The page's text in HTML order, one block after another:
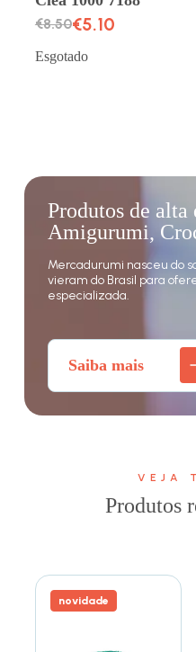
€8.50€5.10
Esgotado
Produtos de alta
Amigurumi,
Mercadurumi nasceu do
vieram do Brasil para
especializada.
Saiba mais
VEJA
Produtos
novidade